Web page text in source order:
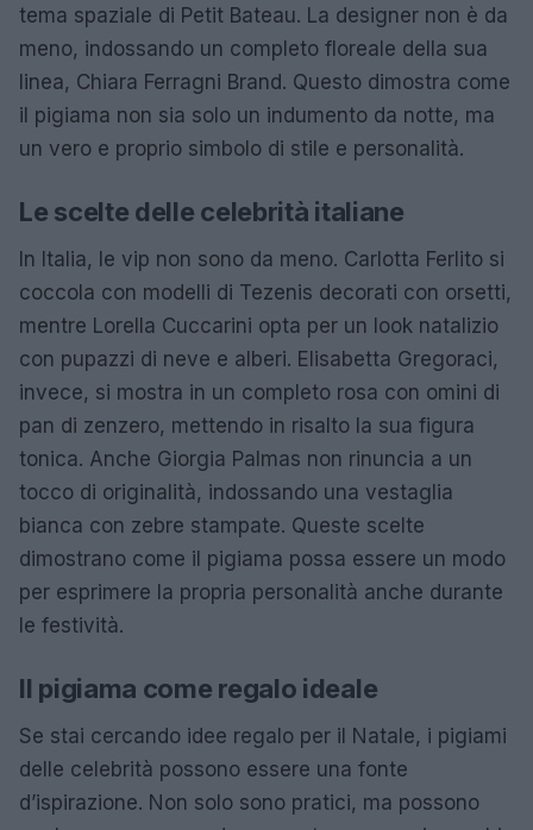
tema spaziale di Petit Bateau. La designer non è da
meno, indossando un completo floreale della sua
linea, Chiara Ferragni Brand. Questo dimostra come
il pigiama non sia solo un indumento da notte, ma
un vero e proprio simbolo di stile e personalità.
Le scelte delle celebrità italiane
In Italia, le vip non sono da meno. Carlotta Ferlito si
coccola con modelli di Tezenis decorati con orsetti,
mentre Lorella Cuccarini opta per un look natalizio
con pupazzi di neve e alberi. Elisabetta Gregoraci,
invece, si mostra in un completo rosa con omini di
pan di zenzero, mettendo in risalto la sua figura
tonica. Anche Giorgia Palmas non rinuncia a un
tocco di originalità, indossando una vestaglia
bianca con zebre stampate. Queste scelte
dimostrano come il pigiama possa essere un modo
per esprimere la propria personalità anche durante
le festività.
Il pigiama come regalo ideale
Se stai cercando idee regalo per il Natale, i pigiami
delle celebrità possono essere una fonte
d’ispirazione. Non solo sono pratici, ma possono